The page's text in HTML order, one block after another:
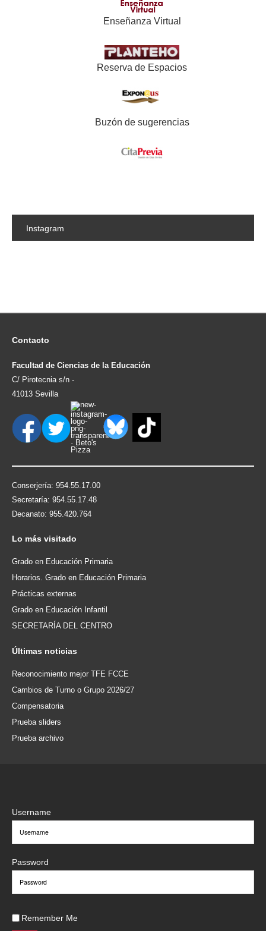
Enseñanza Virtual
Reserva de Espacios
Buzón de sugerencias
Instagram
Contacto
Facultad de Ciencias de la Educación
C/ Pirotecnia s/n -
41013 Sevilla
Conserjería: 954.55.17.00
Secretaría: 954.55.17.48
Decanato: 955.420.764
Lo más visitado
Grado en Educación Primaria
Horarios. Grado en Educación Primaria
Prácticas externas
Grado en Educación Infantil
SECRETARÍA DEL CENTRO
Últimas noticias
Reconocimiento mejor TFE FCCE
Cambios de Turno o Grupo 2026/27
Compensatoria
Prueba sliders
Prueba archivo
Username
Password
Remember Me